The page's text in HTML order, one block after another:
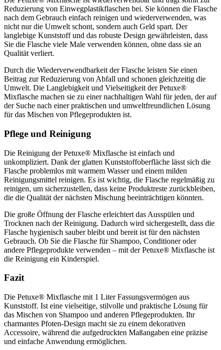
Reduzierung von Einwegplastikflaschen bei. Sie können die Flasche
nach dem Gebrauch einfach reinigen und wiederverwenden, was
nicht nur die Umwelt schont, sondern auch Geld spart. Der
langlebige Kunststoff und das robuste Design gewährleisten, dass
Sie die Flasche viele Male verwenden können, ohne dass sie an
Qualität verliert.
Durch die Wiederverwendbarkeit der Flasche leisten Sie einen
Beitrag zur Reduzierung von Abfall und schonen gleichzeitig die
Umwelt. Die Langlebigkeit und Vielseitigkeit der Petuxe®
Mixflasche machen sie zu einer nachhaltigen Wahl für jeden, der auf
der Suche nach einer praktischen und umweltfreundlichen Lösung
für das Mischen von Pflegeprodukten ist.
Pflege und Reinigung
Die Reinigung der Petuxe® Mixflasche ist einfach und
unkompliziert. Dank der glatten Kunststoffoberfläche lässt sich die
Flasche problemlos mit warmem Wasser und einem milden
Reinigungsmittel reinigen. Es ist wichtig, die Flasche regelmäßig zu
reinigen, um sicherzustellen, dass keine Produktreste zurückbleiben,
die die Qualität der nächsten Mischung beeinträchtigen könnten.
Die große Öffnung der Flasche erleichtert das Ausspülen und
Trocknen nach der Reinigung. Dadurch wird sichergestellt, dass die
Flasche hygienisch sauber bleibt und bereit ist für den nächsten
Gebrauch. Ob Sie die Flasche für Shampoo, Conditioner oder
andere Pflegeprodukte verwenden – mit der Petuxe® Mixflasche ist
die Reinigung ein Kinderspiel.
Fazit
Die Petuxe® Mixflasche mit 1 Liter Fassungsvermögen aus
Kunststoff. Ist eine vielseitige, stilvolle und praktische Lösung für
das Mischen von Shampoo und anderen Pflegeprodukten. Ihr
charmantes Pfoten-Design macht sie zu einem dekorativen
Accessoire, während die aufgedruckten Maßangaben eine präzise
und einfache Anwendung ermöglichen.